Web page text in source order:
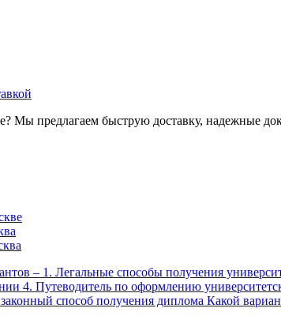
Мы предлагаем быструю доставку, надежные
– 1. Легальные способы получения
4. Путеводитель по оформлению
способ получения диплома Какой